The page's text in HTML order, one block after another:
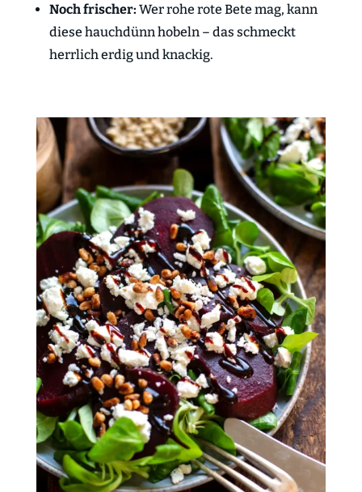
Noch frischer: Wer rohe rote Bete mag, kann
diese hauchdünn hobeln – das schmeckt
herrlich erdig und knackig.